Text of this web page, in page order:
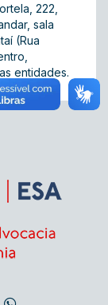
222,
sala
(Rua
entidades.